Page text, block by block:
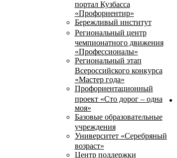
портал Кузбасса
«Профориентир»
Бережливый институт
Региональный центр
чемпионатного движения
«Профессионалы»
Региональный этап
Всероссийского конкурса
«Мастер года»
Профориентационный
проект «Сто дорог – одна
моя»
Базовые образовательные
учреждения
Университет «Серебряный
возраст»
Центр поддержки